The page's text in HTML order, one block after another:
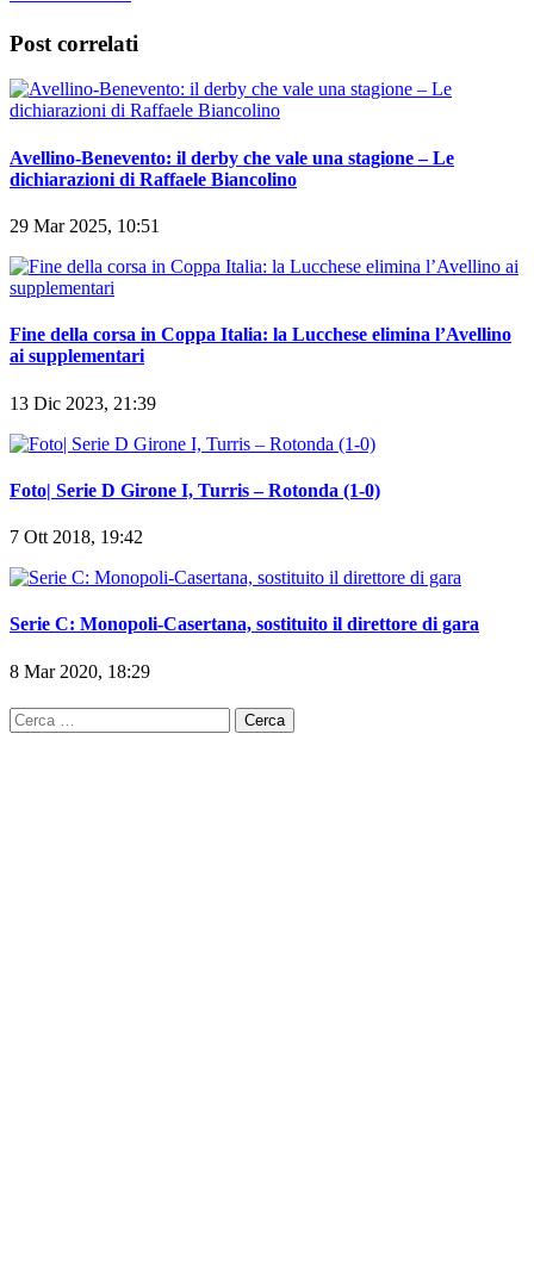
Post correlati
Avellino-Benevento: il derby che vale una stagione – Le
dichiarazioni di Raffaele Biancolino
29 Mar 2025, 10:51
Fine della corsa in Coppa Italia: la Lucchese elimina l’Avellino
ai supplementari
13 Dic 2023, 21:39
Foto| Serie D Girone I, Turris – Rotonda (1-0)
7 Ott 2018, 19:42
Serie C: Monopoli-Casertana, sostituito il direttore di gara
8 Mar 2020, 18:29
Ricerca
per: